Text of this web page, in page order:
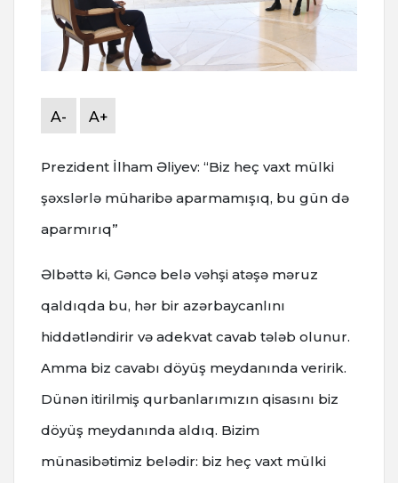
A- A+
Prezident İlham Əliyev: “Biz heç vaxt mülki
şəxslərlə müharibə aparmamışıq, bu gün də
aparmırıq”
Əlbəttə ki, Gəncə belə vəhşi atəşə məruz
qaldıqda bu, hər bir azərbaycanlını
hiddətləndirir və adekvat cavab tələb olunur.
Amma biz cavabı döyüş meydanında veririk.
Dünən itirilmiş qurbanlarımızın qisasını biz
döyüş meydanında aldıq. Bizim
münasibətimiz belədir: biz heç vaxt mülki